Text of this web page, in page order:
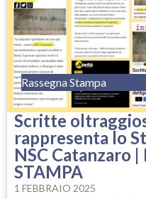
Rassegna Stampa
Scritte
rappresenta lo
NSC Catanzaro |
STAMPA
1 FEBBRAIO 2025